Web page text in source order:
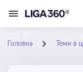
Головна Теми в